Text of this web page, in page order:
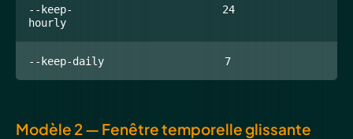
--keep-
hourly
24
--keep-daily 7
Modèle 2 — Fenêtre temporelle glissante